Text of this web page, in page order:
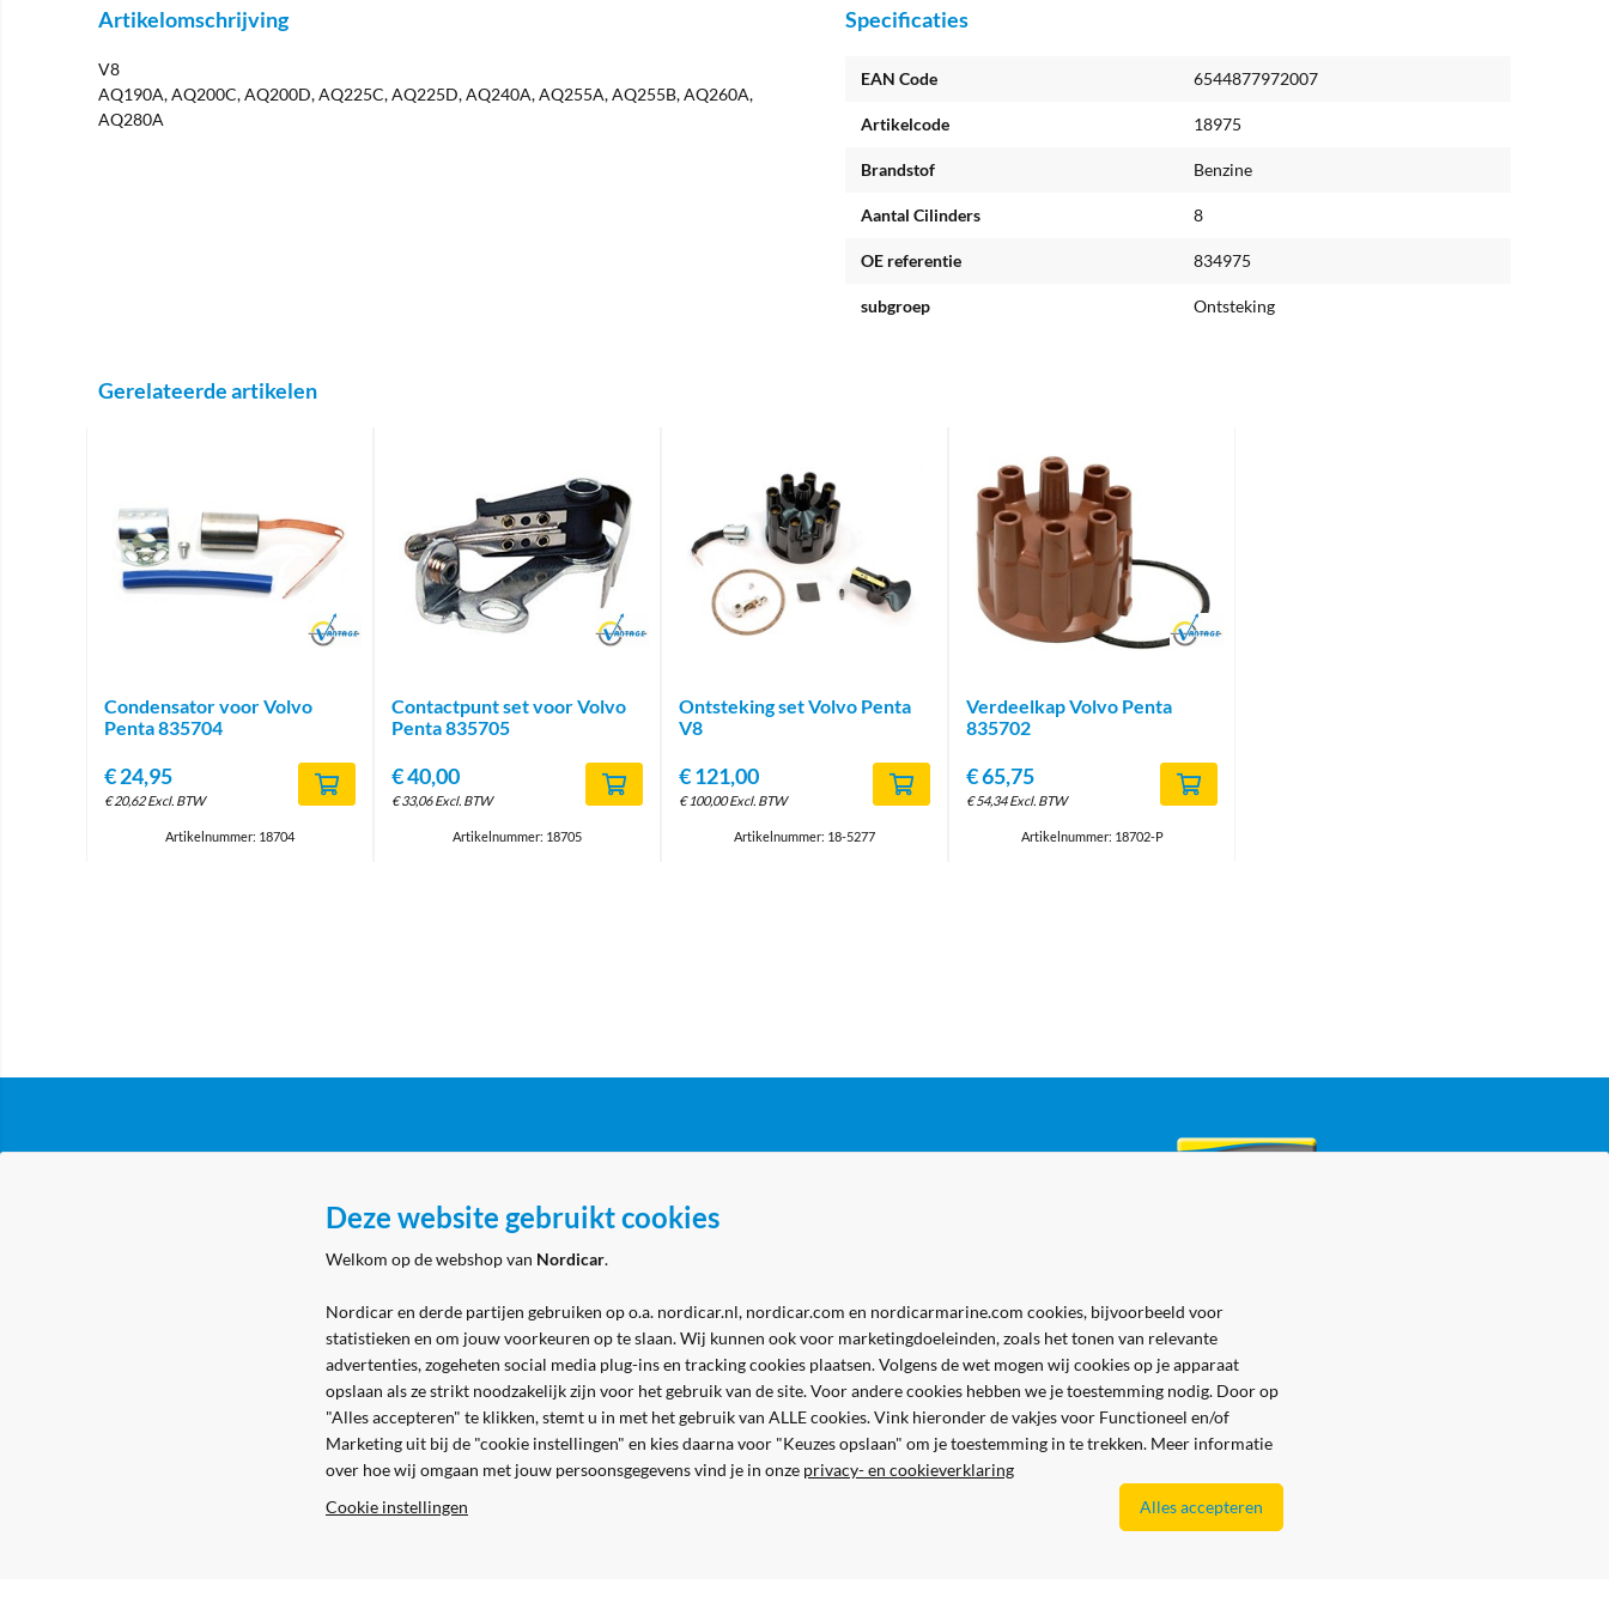
Artikelomschrijving
V8
AQ190A, AQ200C, AQ200D, AQ225C, AQ225D, AQ240A, AQ255A, AQ255B, AQ260A,
AQ280A
Specificaties
EAN Code 6544877972007
Artikelcode 18975
Brandstof Benzine
Aantal Cilinders 8
OE referentie 834975
subgroep Ontsteking
Gerelateerde artikelen
Brand
Condensator voor Volvo
Penta 835704
€24,95
€20,62 Excl. BTW
Artikelnummer: 18704
Brand
Contactpunt set voor Volvo
Penta 835705
€40,00
€33,06 Excl. BTW
Artikelnummer: 18705
Ontsteking set Volvo Penta
V8
€121,00
€100,00 Excl. BTW
Artikelnummer: 18-5277
Brand
Verdeelkap Volvo Penta
835702
€65,75
€54,34 Excl. BTW
Artikelnummer: 18702-P
Nordicar Marine - winkel
Nordicar Marine - werkplaats
Locatie & contact
Deze website gebruikt cookies
Welkom op de webshop van Nordicar.
Nordicar en derde partijen gebruiken op o.a. nordicar.nl, nordicar.com en nordicarmarine.com cookies, bijvoorbeeld voor
statistieken en om jouw voorkeuren op te slaan. Wij kunnen ook voor marketingdoeleinden, zoals het tonen van relevante
advertenties, zogeheten social media plug-ins en tracking cookies plaatsen. Volgens de wet mogen wij cookies op je apparaat
opslaan als ze strikt noodzakelijk zijn voor het gebruik van de site. Voor andere cookies hebben we je toestemming nodig. Door op
"Alles accepteren" te klikken, stemt u in met het gebruik van ALLE cookies. Vink hieronder de vakjes voor Functioneel en/of
Marketing uit bij de "cookie instellingen" en kies daarna voor "Keuzes opslaan" om je toestemming in te trekken. Meer informatie
over hoe wij omgaan met jouw persoonsgegevens vind je in onze privacy- en cookieverklaring
Cookie instellingen
Alles accepteren